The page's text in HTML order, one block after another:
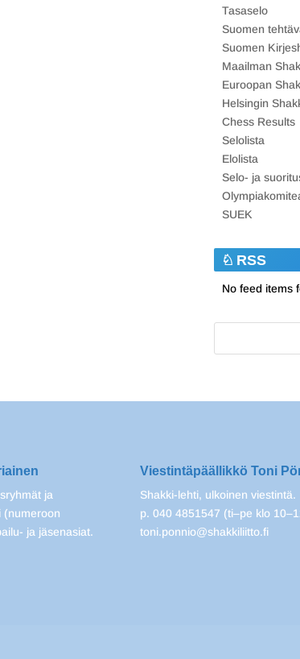
Tasaselo
Suomen
Suomen
Maailman
Euroopan
Helsingin
Chess Results
Selolista
Elolista
Selo- ja
SUEK
RSS
No feed items
ja
(numeroon
ja jäsenasiat.
Viestintäpäällikkö Toni
Shakki-lehti, ulkoinen viestintä.
p. 040 4851547 (ti–pe klo
toni.ponnio@shakkiliitto.fi